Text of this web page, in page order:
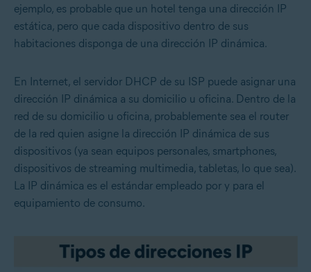
ejemplo, es probable que un hotel tenga una dirección IP
estática, pero que cada dispositivo dentro de sus
habitaciones disponga de una dirección IP dinámica.
En Internet, el servidor DHCP de su ISP puede asignar una
dirección IP dinámica a su domicilio u oficina. Dentro de la
red de su domicilio u oficina, probablemente sea el router
de la red quien asigne la dirección IP dinámica de sus
dispositivos (ya sean equipos personales, smartphones,
dispositivos de streaming multimedia, tabletas, lo que sea).
La IP dinámica es el estándar empleado por y para el
equipamiento de consumo.